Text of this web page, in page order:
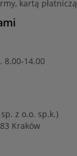
kartą płatniczą
8.00-14.00
z o.o. sp.k.)
Kraków